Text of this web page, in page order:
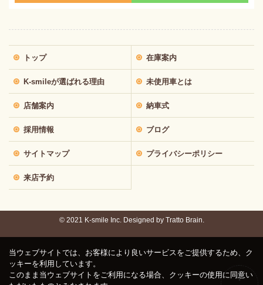
トップ 在庫案内
K-smileが選ばれる理由 未使用車とは
店舗案内 納車式
採用情報 ブログ
サイトマップ プライバシーポリシー
来店予約
© 2021 K-smile Inc. Designed by Tratto Brain.
当ウェブサイトでは、お客様により良いサービスをご提供するため、ク
ッキーを利用しています。
このまま当ウェブサイトをご利用になる場合、クッキーの使用に同意い